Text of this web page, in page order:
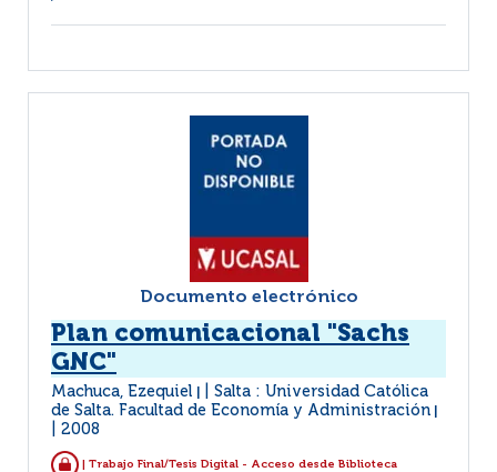
Documento electrónico
Plan comunicacional "Sachs
GNC"
Machuca, Ezequiel
Salta : Universidad Católica
de Salta. Facultad de Economía y Administración
2008
| Trabajo Final/Tesis Digital - Acceso desde Biblioteca